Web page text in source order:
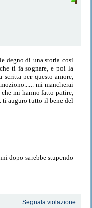
degno di una storia così
ti fa sognare, e poi la
scritta per questo amore,
mi mancherai
mi hanno fatto patire,
ti auguro tutto il bene del
dopo sarebbe stupendo
Segnala violazione